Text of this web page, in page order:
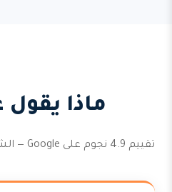
ماذا يقول
تقييم 4.9 نجوم على Google — الشامية وجميع مناطق الكويت